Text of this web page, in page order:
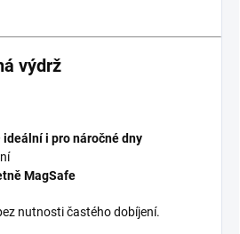
výdrž
i pro náročné dny
MagSafe
nutnosti častého dobíjení.